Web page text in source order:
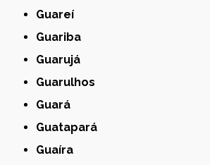
Guareí
Guariba
Guarujá
Guarulhos
Guará
Guatapará
Guaíra